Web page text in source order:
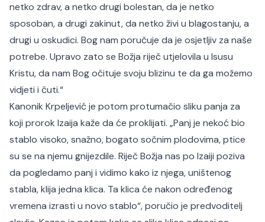
netko zdrav, a netko drugi bolestan, da je netko
sposoban, a drugi zakinut, da netko živi u blagostanju, a
drugi u oskudici. Bog nam poručuje da je osjetljiv za naše
potrebe. Upravo zato se Božja riječ utjelovila u Isusu
Kristu, da nam Bog očituje svoju blizinu te da ga možemo
vidjeti i čuti.“
Kanonik Krpeljević je potom protumačio sliku panja za
koji prorok Izaija kaže da će proklijati. „Panj je nekoć bio
stablo visoko, snažno, bogato sočnim plodovima, ptice
su se na njemu gnijezdile. Riječ Božja nas po Izaiji poziva
da pogledamo panj i vidimo kako iz njega, uništenog
stabla, klija jedna klica. Ta klica će nakon određenog
vremena izrasti u novo stablo“, poručio je predvoditelj